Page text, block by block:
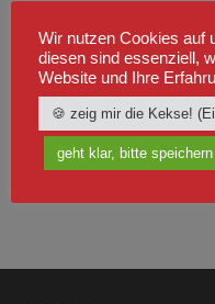
Wir nutzen Cookies auf
diesen sind essenziell,
Website und Ihre
🍪 zeig mir die Kekse!
geht klar, bitte speichern